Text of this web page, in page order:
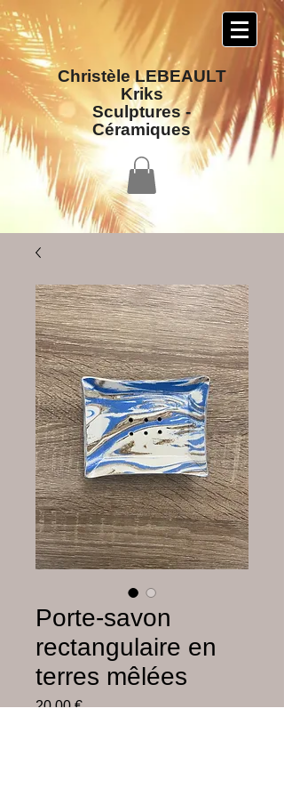
Christèle LEBEAULT
Kriks
Sculptures​ -
Céramiques
Porte-savon
rectangulaire en
terres mêlées
20,00 €Prix